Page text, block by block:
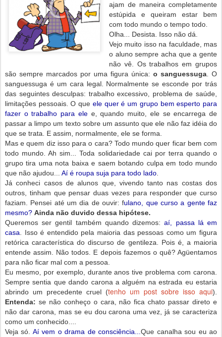
ajam de maneira completamente
estúpida e queiram estar bem
com todo mundo o tempo todo.
Olha... Desista. Isso não dá.
Vejo muito isso na faculdade, mas
o aluno sempre acha que a gente
não vê. Os trabalhos em grupos
são sempre marcados por uma figura única: o sanguessuga . O
sanguessuga é um cara legal. Normalmente se esconde por trás
das seguintes desculpas: trabalho excessivo, problema de saúde,
limitações pessoais. O que ele quer é um grupo bem esperto para
fazer o trabalho para elee, quando muito, ele se encarrega de
passar a limpo um texto sobre um assunto que ele não faz idéia do
que se trata. E assim, normalmente, ele se forma.
Mas e quem diz isso para o cara? Todo mundo quer ficar bem com
todo mundo. Ah sim... Toda solidariedade cai por terra quando o
grupo tira uma nota baixa e saem botando culpa em todo mundo
que não ajudou... Aí é roupa suja para todo lado
Já conheci casos de alunos que, vivendo tanto nas costas dos
outros, tinham que pensar duas vezes para responder que curso
faziam. Pensei até um dia de ouvir: fulano, que curso a gente faz
mesmo? Ainda não duvido dessa hipótese.
Queremos ser gentil também quando dizemos:aí, passa lá em
casa . Isso é entendido pela maioria das pessoas como um figura
retórica característica do discurso de gentileza. Pois é, a maioria
entende assim. Não todos. E depois fazemos o quê? Agüentamos
para não ficar mal com a pessoa.
Eu mesmo, por exemplo, durante anos tive problema com carona.
Sempre sentia que dando carona a alguém na estrada eu estaria
abrindo um precedente cruel (tenho um post sobre isso aqui).
Entenda: se não conheço o cara, não fica chato passar direto e
não dar carona, mas se eu dou carona uma vez, já se caracteriza
como um conhecido....
Veja só. Aí vem o drama de consciência...Que canalha sou eu ao